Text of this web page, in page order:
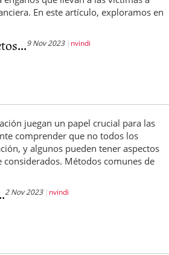
En este artículo, exploramos en
9 Nov 2023 nvindi
juegan un papel crucial para las
comprender que no todos los
y algunos pueden tener aspectos
considerados. Métodos comunes de
2 Nov 2023 nvindi